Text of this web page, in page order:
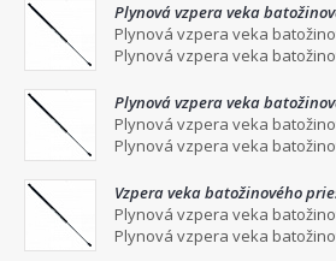
Plynová vzpera veka
Plynová vzpera veka
Plynová vzpera veka
Plynová vzpera veka
Plynová vzpera veka
Plynová vzpera veka
Vzpera veka batožinového
Plynová vzpera veka
Plynová vzpera veka